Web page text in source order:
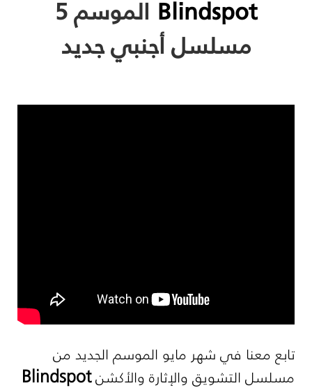
Blindspot الموسم 5
مسلسل أجنبي جديد
تابع معنا في شهر مايو الموسم الجديد من
مسلسل التشويق والإثارة والأكشنBlindspot